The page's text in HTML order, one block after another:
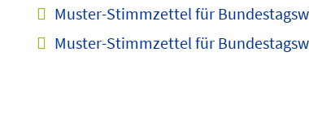
Muster-Stimmzettel für
Muster-Stimmzettel für